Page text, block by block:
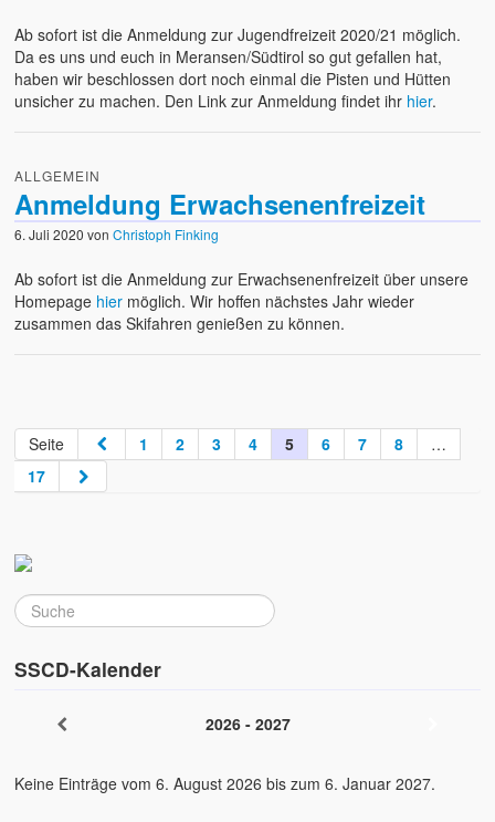
Ab sofort ist die Anmeldung zur Jugendfreizeit 2020/21 möglich.
Da es uns und euch in Meransen/Südtirol so gut gefallen hat,
haben wir beschlossen dort noch einmal die Pisten und Hütten
unsicher zu machen. Den Link zur Anmeldung findet ihr hier.
ALLGEMEIN
Anmeldung Erwachsenenfreizeit
6. Juli 2020 vonChristoph Finking
Ab sofort ist die Anmeldung zur Erwachsenenfreizeit über unsere
Homepage hier möglich. Wir hoffen nächstes Jahr wieder
zusammen das Skifahren genießen zu können.
Seite 1 2 3 4 5 6 7 8
…
17
SSCD-Kalender
2026 - 2027
Keine Einträge vom 6. August 2026 bis zum 6. Januar 2027.